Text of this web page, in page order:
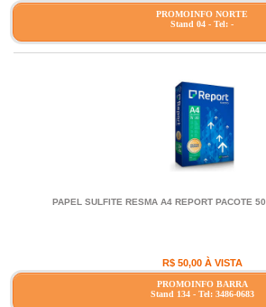
PROMOINFO NORTE
Stand 04 - Tel: -
PAPEL SULFITE RESMA A4 REPORT PACOTE
R$ 50,00 À VISTA
PROMOINFO BARRA
Stand 134 - Tel: 3486-0683